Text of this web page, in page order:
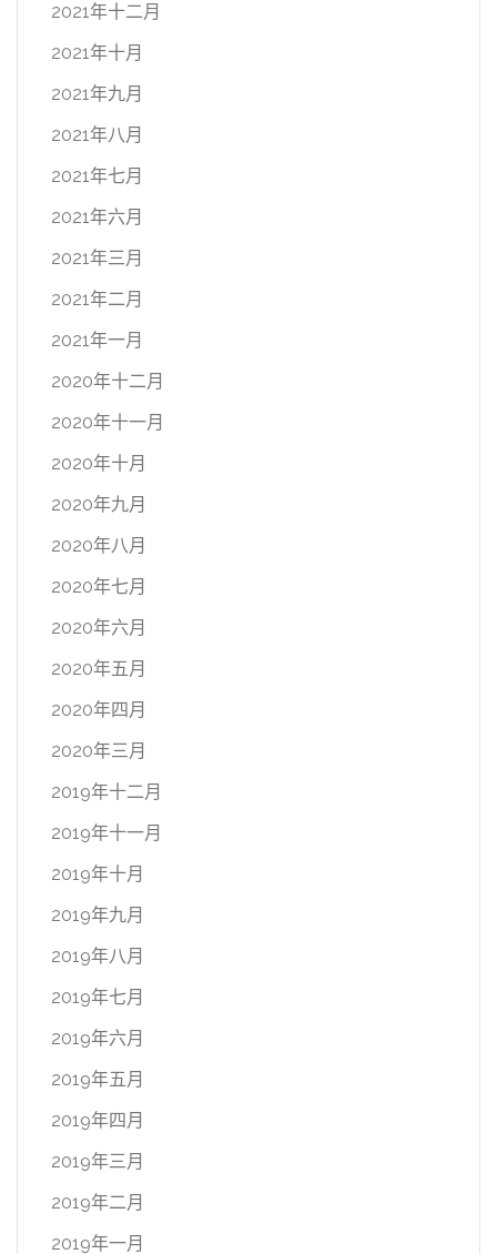
2021年十二月
2021年十月
2021年九月
2021年八月
2021年七月
2021年六月
2021年三月
2021年二月
2021年一月
2020年十二月
2020年十一月
2020年十月
2020年九月
2020年八月
2020年七月
2020年六月
2020年五月
2020年四月
2020年三月
2019年十二月
2019年十一月
2019年十月
2019年九月
2019年八月
2019年七月
2019年六月
2019年五月
2019年四月
2019年三月
2019年二月
2019年一月